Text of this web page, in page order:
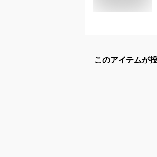
このアイテムが